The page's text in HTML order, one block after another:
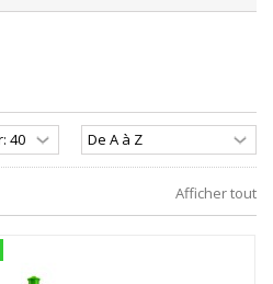
Afficher tout